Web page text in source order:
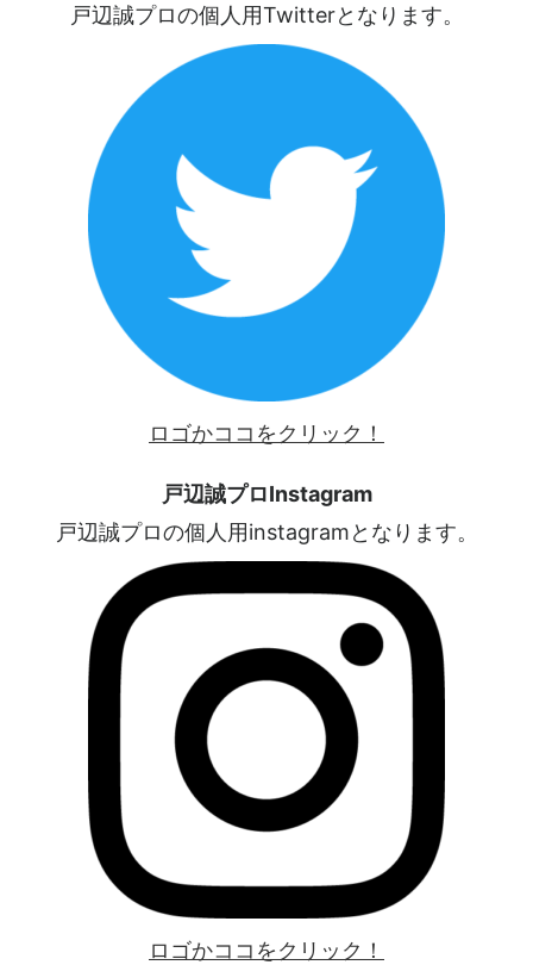
戸辺誠プロの個人用Twitterとなります。
ロゴかココをクリック！
戸辺誠プロInstagram
戸辺誠プロの個人用instagramとなります。
ロゴかココをクリック！